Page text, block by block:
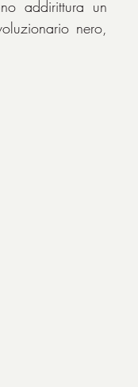
addirittura un